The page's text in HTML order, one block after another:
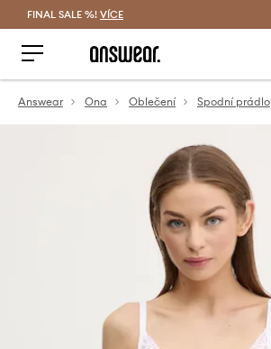
FINAL SALE %! VÍCE
Answear Ona Oblečení Spodní prádlo